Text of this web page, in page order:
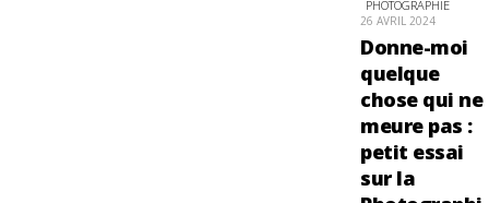
PHOTOGRAPHIE
26 AVRIL 2024
Donne-moi
quelque
chose qui ne
meure pas :
petit essai
sur la